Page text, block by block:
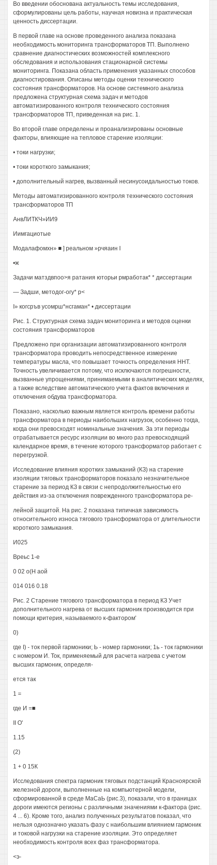
Во введении обоснована актуальность темы исследования,
сформулированы цель работы, научная новизна и практическая
ценность диссертации.
В первой главе на основе проведенного анализа показана
необходимость мониторинга трансформаторов ТП. Выполнено
сравнение диагностических возможностей комплексного
обследования и использования стационарной системы
мониторинга. Показана область применения указанных способов
диагностирования. Описаны методы оценки технического
состояния трансформаторов. На основе системного анализа
предложена структурная схема задач и методов
автоматизированного контроля технического состояния
трансформаторов ТП, приведенная на рис. 1.
Во второй главе определены и проанализированы основные
факторы, влияющие на тепловое старение изоляции:
• токи нагрузки;
• токи короткого замыкания;
• дополнительный нагрев, вызванный несинусоидальностью токов.
Методы автоматизированного контроля технического состояния
трансформаторов ТП
АнвЛИТКЧ»ИИ9
Иимгациотые
Модалафомхн» ■ ] реальном »рчяаин I
•ж
Задачи матздвпоо>я ратания юторьи рмработак* * диссертации
— Задши, методог-огу* р<
I» когсръв усомрш*нсгаман* • диссертации
Рис. 1. Структурная схема задач мониторинга и методов оценки
состояния трансформаторов
Предложено при организации автоматизированного контроля
трансформатора проводить непосредственное измерение
температуры масла, что повышает точность определения ННТ.
Точность увеличивается потому, что исключаются погрешности,
вызванные упрощениями, принимаемыми в аналитических моделях,
а также вследствие автоматического учета фактов включения и
отключения обдува трансформатора.
Показано, насколько важным является контроль времени работы
трансформатора в периоды наибольших нагрузок, особенно тогда,
когда они превосходят номинальные значения. За эти периоды
отрабатывается ресурс изоляции во много раз превосходящий
календарное время, в течение которого трансформатор работает с
перегрузкой.
Исследование влияния коротких замыканий (КЗ) на старение
изоляции тяговых трансформаторов показало незначительное
старение за период КЗ в связи с непродолжительностью его
действия из-за отключения поврежденного трансформатора ре-
лейной защитой. На рис. 2 показана типичная зависимость
относительного износа тягового трансформатора от длительности
короткого замыкания.
И025
Вреьс 1-е
0 02 о(Н аой
014 016 0.18
Рис. 2 Старение тягового трансформатора в период КЗ Учет
дополнительного нагрева от высших гармоник производится при
помощи критерия, называемого к-фактором'
0)
где I) - ток первой гармоники; Ь - номер гармоники; 1ь - ток гармоники
с номером И. Ток, применяемый для расчета нагрева с учетом
высших гармоник, определя-
ется так
1 =
где И =■
II О'
1.15
(2)
1 + 0 15К
Исследования спектра гармоник тяговых подстанций Красноярской
железной дороги, выполненные на компьютерной модели,
сформированной в среде МаСаЬ (рис.3), показали, что в границах
дороги имеются регионы с различными значениями к-фактора (рис.
4 ... 6). Кроме того, анализ полученных результатов показал, что
нельзя однозначно указать фазу с наибольшим влиянием гармоник
и токовой нагрузки на старение изоляции. Это определяет
необходимость контроля всех фаз трансформатора.
<э-